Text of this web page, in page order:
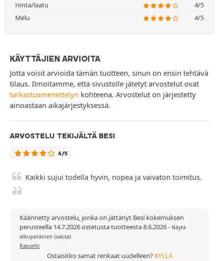
Hinta/laatu
4/5
Melu
4/5
KÄYTTÄJIEN ARVIOITA
Jotta voisit arvioida tämän tuotteen, sinun on ensin tehtävä
tilaus. Ilmoitamme, että sivustolle jätetyt arvostelut ovat
tarkastusmenettelyn kohteena. Arvostelut on järjestetty
ainoastaan aikajärjestyksessä.
ARVOSTELU TEKIJÄLTÄ BESI
4/5
Kaikki sujui todella hyvin, nopea ja vaivaton toimitus.
Käännetty arvostelu, jonka on jättänyt Besi kokemuksen
perusteella 14.7.2026 ostetusta tuotteesta 8.6.2026- Näytä
alkuperäinen (saksa)
Raportti
Ostaisitko samat renkaat uudelleen? KYLLÄ